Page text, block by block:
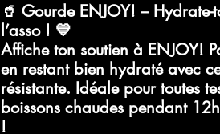
🥤 Gourde ENJOY! – Hydrate-
l’asso ! 💙
Affiche ton soutien à ENJOY!
en restant bien hydraté avec
résistante. Idéale pour toutes
boissons chaudes pendant 12h
!